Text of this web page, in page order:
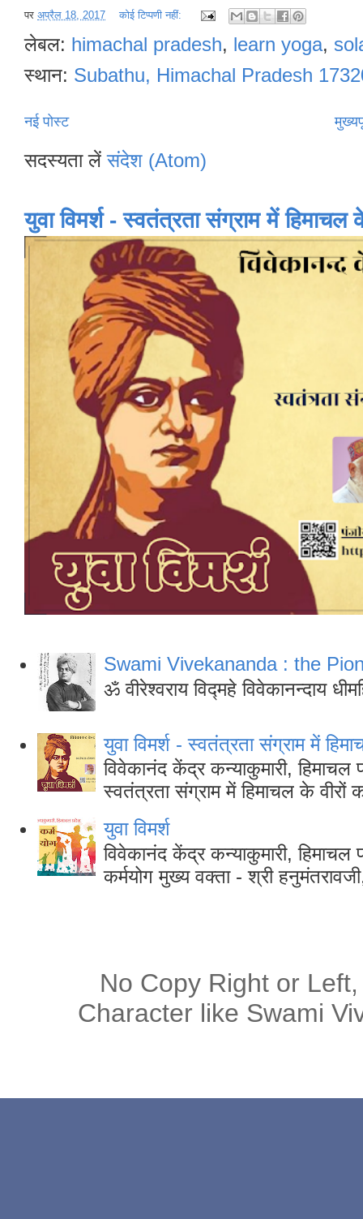
पर अप्रैल 18, 2017 कोई टिप्पणी नहीं:
लेबल: himachal pradesh, learn yoga,
स्थान: Subathu, Himachal Pradesh
नई पोस्ट
सदस्यता लेंसंदेश (Atom)
युवा विमर्श - स्वतंत्रता संग्राम में हिमाचल
Swami Vivekananda : the
ॐ वीरेश्वराय विद्महे विवेकानन्दाय
युवा विमर्श - स्वतंत्रता संग्राम में
विवेकानंद केंद्र कन्याकुमारी,
स्वतंत्रता संग्राम में हिमाचल के वीरों
युवा विमर्श
विवेकानंद केंद्र कन्याकुमारी,
कर्मयोग मुख्य वक्ता - श्री
No Copy Right or
Character like Swami